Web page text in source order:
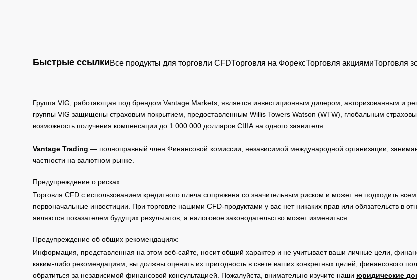
Быстрые ссылкиВсе продукты для торговли CFDТорговля на ФорексТорговля акциямиТорговля
Группа VIG, работающая под брендом Vantage Markets, является инвестиционным дилером, авторизованным и
группы VIG защищены страховым покрытием, предоставленным Willis Towers Watson (WTW), глобальным
возможность получения компенсации до 1 000 000 долларов США на одного заявителя.
Vantage Trading — полноправный член Финансовой комиссии, независимой международной организации,
частности на валютном рынке.
Предупреждение о рисках:
Торговля CFD с использованием кредитного плеча сопряжена со значительным риском и может не подходить
первоначальные инвестиции. При торговле нашими CFD-продуктами у вас нет никаких прав или обязательств в
являются показателем будущих результатов, а налоговое законодательство может измениться.
Предупреждение об общих рекомендациях:
Информация, представленная на этом веб-сайте, носит общий характер и не учитывает ваши личные цели,
каким-либо рекомендациям, вы должны оценить их пригодность в свете ваших конкретных целей, финансового
обратиться за независимой финансовой консультацией. Пожалуйста, внимательно изучите наши юридические